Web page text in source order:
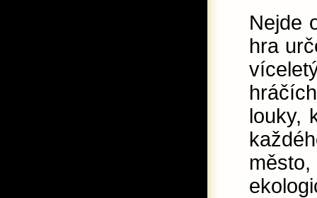
Nejde
hra
louky,